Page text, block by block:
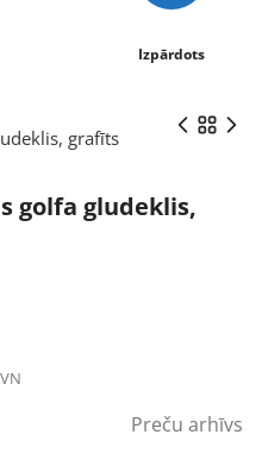
Izpārdots
grafīts
golfa gludeklis,
Preču arhīvs